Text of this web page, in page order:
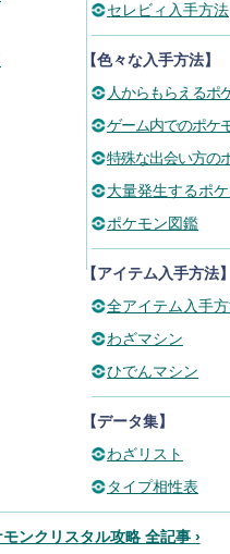
セレビィ入手方法
【色々な入手方法】
人からもらえるポ
ゲーム内でのポケ
特殊な出会い方の
大量発生するポ
ポケモン図鑑
【アイテム入手方法】
全アイテム入手
わざマシン
ひでんマシン
【データ集】
わざリスト
タイプ相性表
ンクリスタル攻略 全記事 ›